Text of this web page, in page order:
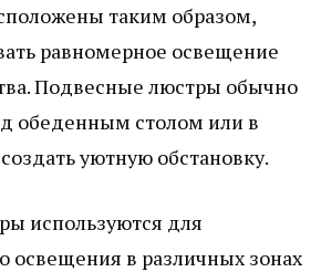
таким образом,
равномерное освещение
Подвесные люстры обычно
обеденным столом или в
уютную обстановку.
используются для
освещения в различных зонах